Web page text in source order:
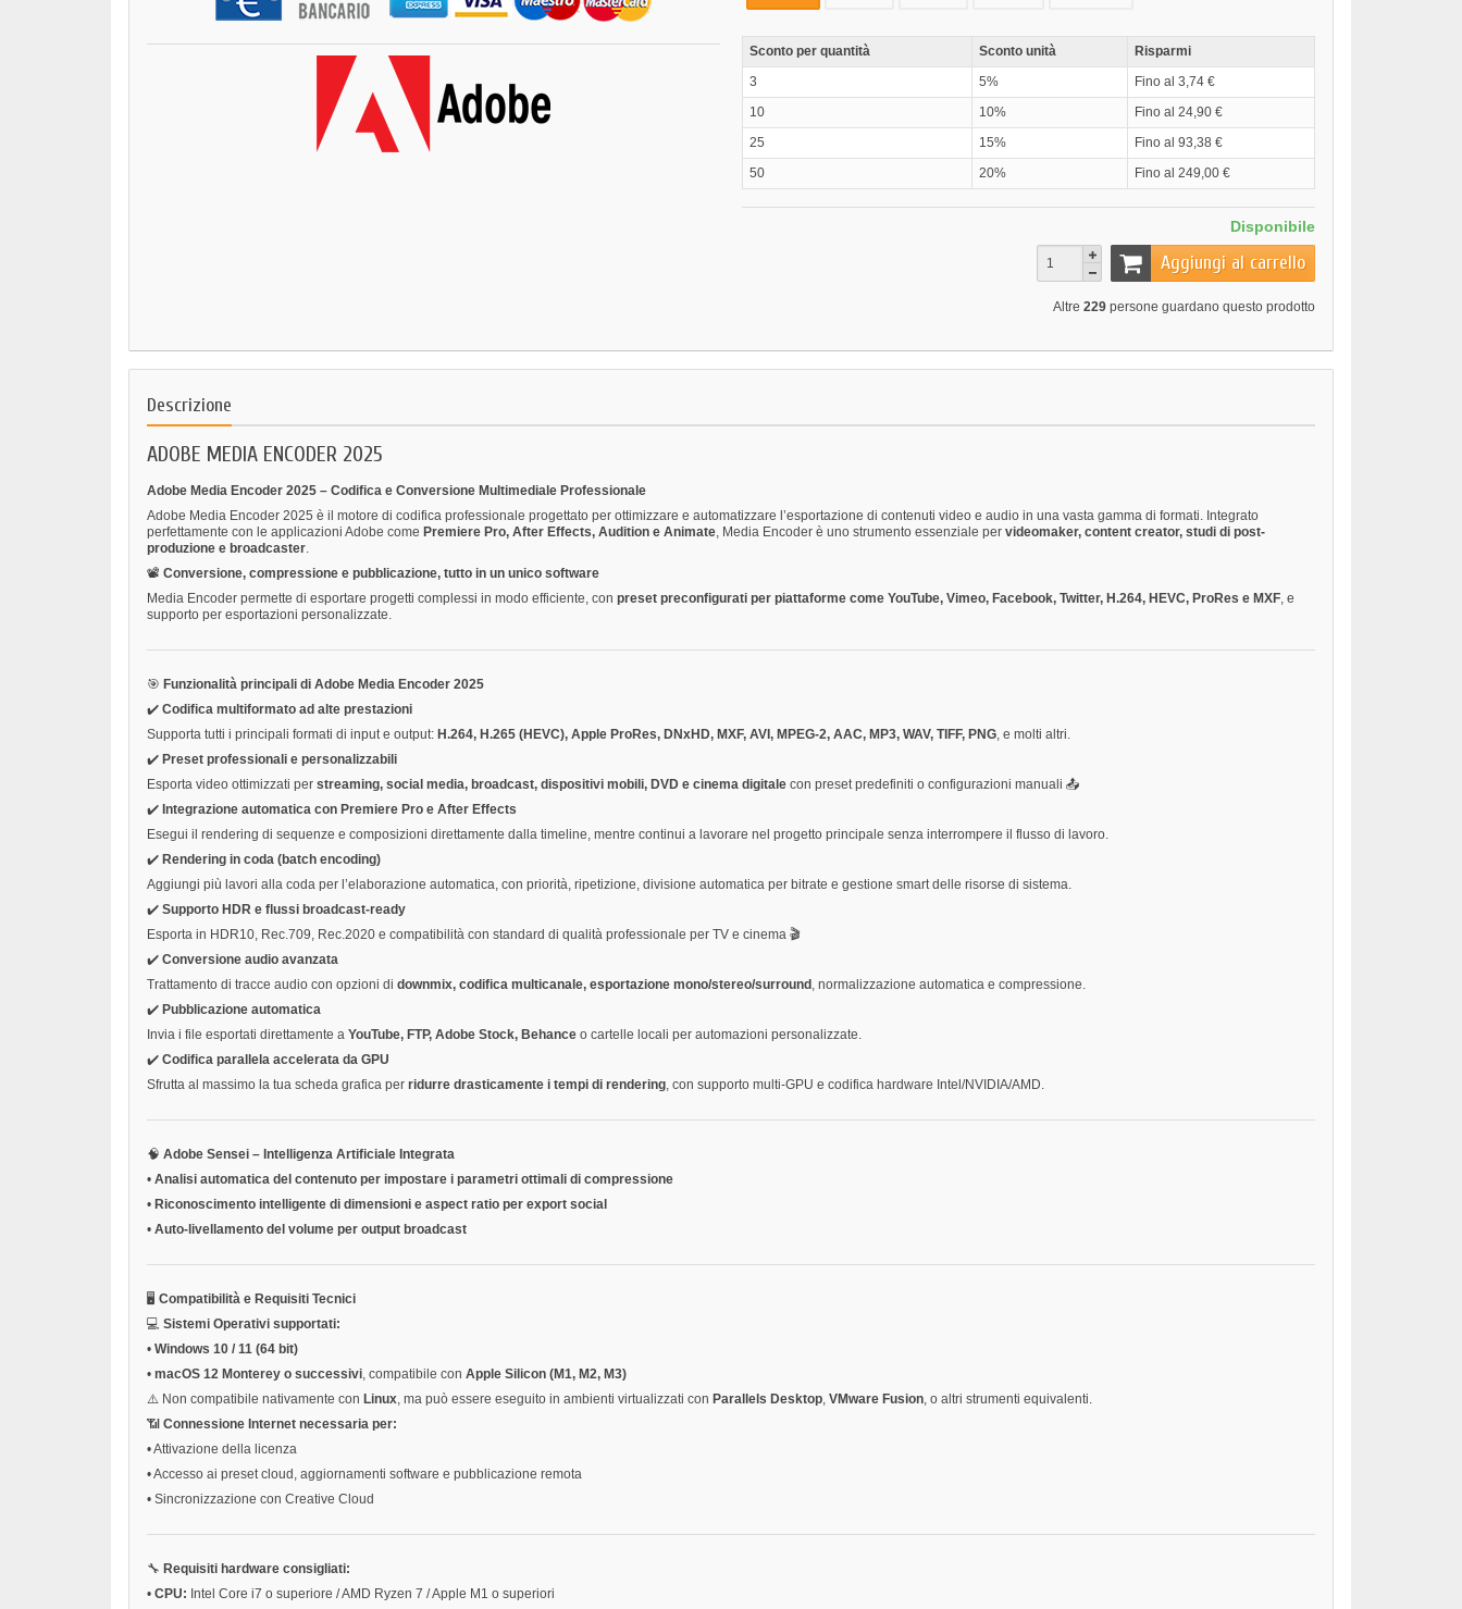
Sconto per quantità Sconto unità
Risparmi
3
5%
Fino al 3,74 €
10
10%
Fino al 24,90 €
25
15%
Fino al 93,38 €
50
20% Fino al 249,00 €
Disponibile
Aggiungi al carrello
Altre 229 persone guardano questo prodotto
Descrizione
ADOBE MEDIA ENCODER 2025
Adobe Media Encoder 2025 – Codifica e Conversione Multimediale Professionale
Adobe Media Encoder 2025 è il motore di codifica professionale progettato per ottimizzare e automatizzare l’esportazione di contenuti video e audio in una vasta gamma di formati. Integrato
perfettamente con le applicazioni Adobe come Premiere Pro, After Effects, Audition e Animate, Media Encoder è uno strumento essenziale per videomaker, content creator, studi di post-
produzione e broadcaster.
📽️ Conversione, compressione e pubblicazione, tutto in un unico software
Media Encoder permette di esportare progetti complessi in modo efficiente, con preset preconfigurati per piattaforme come YouTube, Vimeo, Facebook, Twitter, H.264, HEVC, ProRes e MXF, e
supporto per esportazioni personalizzate.
🎯 Funzionalità principali di Adobe Media Encoder 2025
✔️ Codifica multiformato ad alte prestazioni
Supporta tutti i principali formati di input e output: H.264, H.265 (HEVC), Apple ProRes, DNxHD, MXF, AVI, MPEG-2, AAC, MP3, WAV, TIFF, PNG, e molti altri.
✔️ Preset professionali e personalizzabili
Esporta video ottimizzati per streaming, social media, broadcast, dispositivi mobili, DVD e cinema digitale con preset predefiniti o configurazioni manuali 📤
✔️ Integrazione automatica con Premiere Pro e After Effects
Esegui il rendering di sequenze e composizioni direttamente dalla timeline, mentre continui a lavorare nel progetto principale senza interrompere il flusso di lavoro.
✔️ Rendering in coda (batch encoding)
Aggiungi più lavori alla coda per l’elaborazione automatica, con priorità, ripetizione, divisione automatica per bitrate e gestione smart delle risorse di sistema.
✔️ Supporto HDR e flussi broadcast-ready
Esporta in HDR10, Rec.709, Rec.2020 e compatibilità con standard di qualità professionale per TV e cinema 🎬
✔️ Conversione audio avanzata
Trattamento di tracce audio con opzioni di downmix, codifica multicanale, esportazione mono/stereo/surround , normalizzazione automatica e compressione.
✔️ Pubblicazione automatica
Invia i file esportati direttamente a YouTube, FTP, Adobe Stock, Behance o cartelle locali per automazioni personalizzate.
✔️ Codifica parallela accelerata da GPU
Sfrutta al massimo la tua scheda grafica per ridurre drasticamente i tempi di rendering, con supporto multi-GPU e codifica hardware Intel/NVIDIA/AMD.
🧠 Adobe Sensei – Intelligenza Artificiale Integrata
• Analisi automatica del contenuto per impostare i parametri ottimali di compressione
• Riconoscimento intelligente di dimensioni e aspect ratio per export social
• Auto-livellamento del volume per output broadcast
🖥️ Compatibilità e Requisiti Tecnici
💻 Sistemi Operativi supportati:
• Windows 10 / 11 (64 bit)
• macOS 12 Monterey o successivi, compatibile con Apple Silicon (M1, M2, M3)
⚠️ Non compatibile nativamente con Linux, ma può essere eseguito in ambienti virtualizzati con Parallels Desktop, VMware Fusion, o altri strumenti equivalenti.
📶 Connessione Internet necessaria per:
•Attivazione della licenza
•Accesso ai preset cloud, aggiornamenti software e pubblicazione remota
• Sincronizzazione con Creative Cloud
🔧 Requisiti hardware consigliati:
• CPU: Intel Core i7 o superiore / AMD Ryzen 7 / Apple M1 o superiori